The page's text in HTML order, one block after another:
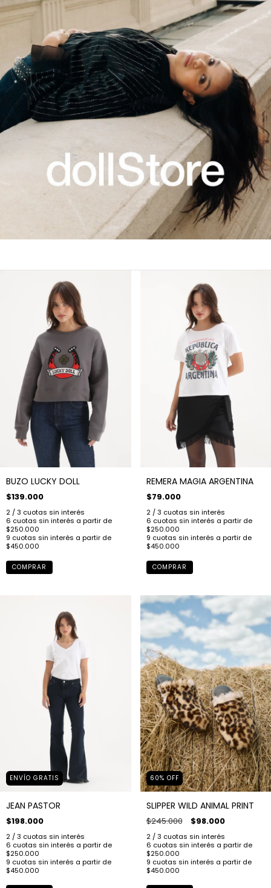
BUZO LUCKY DOLL
$139.000
COMPRAR
REMERA MAGIA ARGENTINA
$79.000
COMPRAR
ENVÍO GRATIS
JEAN PASTOR
$198.000
60% OFF
SLIPPER WILD ANIMAL PRINT
$245.000 $98.000